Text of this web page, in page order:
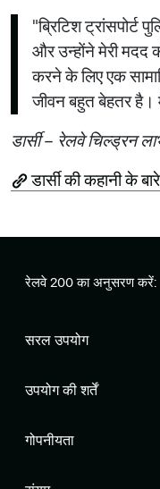
"ब्रिटिश ट्रांसपोर्ट
और उन्होंने मेरी मदद
करने के लिए एक
जीवन बहुत बेहतर है।
डार्सी – रेलवे चिल्ड्रन
डार्सी की कहानी के
रेलवे 200 का अनुसरण करें:
सरल उपयोग
उपयोग की शर्तें
गोपनीयता